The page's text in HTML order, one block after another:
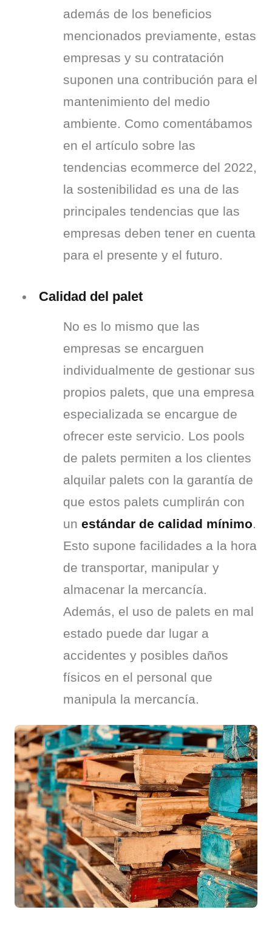
además de los beneficios
mencionados previamente, estas
empresas y su contratación
suponen una contribución para el
mantenimiento del medio
ambiente. Como comentábamos
en el artículo sobre las
tendencias ecommerce del 2022,
la sostenibilidad es una de las
principales tendencias que las
empresas deben tener en cuenta
para el presente y el futuro.
Calidad del palet
No es lo mismo que las
empresas se encarguen
individualmente de gestionar sus
propios palets, que una empresa
especializada se encargue de
ofrecer este servicio. Los pools
de palets permiten a los clientes
alquilar palets con la garantía de
que estos palets cumplirán con
un estándar de calidad mínimo.
Esto supone facilidades a la hora
de transportar, manipular y
almacenar la mercancía.
Además, el uso de palets en mal
estado puede dar lugar a
accidentes y posibles daños
físicos en el personal que
manipula la mercancía.